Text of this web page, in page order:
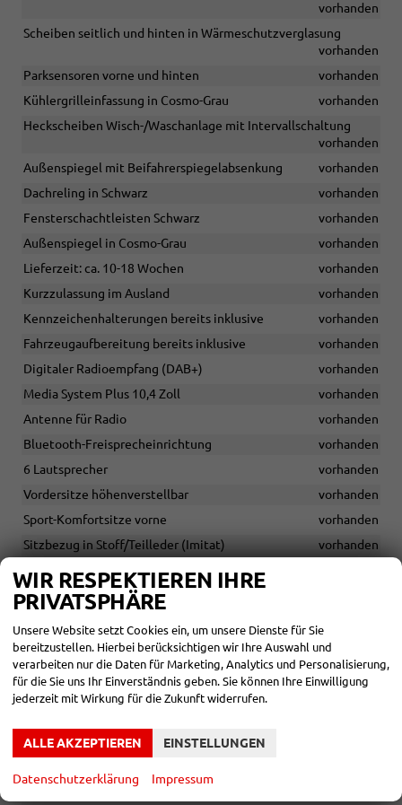
vorhanden
Scheiben seitlich und hinten in Wärmeschutzverglasung
vorhanden
Parksensoren vorne und hinten
vorhanden
Kühlergrilleinfassung in Cosmo-Grau
vorhanden
Heckscheiben Wisch-/Waschanlage mit Intervallschaltung
vorhanden
Außenspiegel mit Beifahrerspiegelabsenkung
vorhanden
Dachreling in Schwarz
vorhanden
Fensterschachtleisten Schwarz
vorhanden
Außenspiegel in Cosmo-Grau
vorhanden
Lieferzeit: ca. 10-18 Wochen
vorhanden
Kurzzulassung im Ausland
vorhanden
Kennzeichenhalterungen bereits inklusive
vorhanden
Fahrzeugaufbereitung bereits inklusive
vorhanden
Digitaler Radioempfang (DAB+)
vorhanden
Media System Plus 10,4 Zoll
vorhanden
Antenne für Radio
vorhanden
Bluetooth-Freisprecheinrichtung
vorhanden
6 Lautsprecher
vorhanden
Vordersitze höhenverstellbar
vorhanden
Sport-Komfortsitze vorne
vorhanden
Sitzbezug in Stoff/Teilleder (Imitat)
vorhanden
Mittelarmlehne hinten inkl. Rücksitz- lehne geteilt umlegbar
(1/3:2/3) und Durchreiche in den Kofferraum
Lendenwirbelstütze für Beifahrersitz
Lendenwirbelstütze für Fahrersitz
vorhanden
Tempomat
vorhanden
Keyless Go (Motor Start/Stop Knopf)
vorhanden
Fensterheber elektrisch vorne & hinten
Wegfahrsperre elektronisch
WIR RESPEKTIEREN IHRE
PRIVATSPHÄRE
Unsere Website setzt Cookies ein, um unsere Dienste für Sie
bereitzustellen. Hierbei berücksichtigen wir Ihre Auswahl und
verarbeiten nur die Daten für Marketing, Analytics und Personalisierung,
für die Sie uns Ihr Einverständnis geben. Sie können Ihre Einwilligung
jederzeit mit Wirkung für die Zukunft widerrufen.
ALLE AKZEPTIEREN EINSTELLUNGEN
Datenschutzerklärung Impressum